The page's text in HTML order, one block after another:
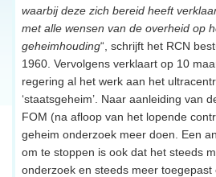
waarbij deze zich bereid heeft
met alle wensen van de overheid op
geheimhouding“, schrijft het RCN
1960. Vervolgens verklaart op 10
regering al het werk aan het
‘staatsgeheim’. Naar aanleiding van
FOM (na afloop van het lopende
geheim onderzoek meer doen. Een
om te stoppen is ook dat het steeds
onderzoek en steeds meer toegepast